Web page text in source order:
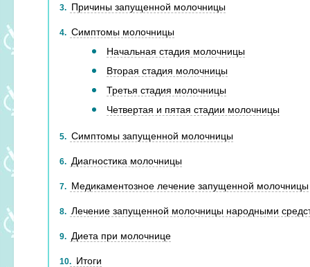
3 Причины запущенной молочницы
4
Симптомы молочницы
Начальная стадия молочницы
Вторая стадия молочницы
Третья стадия молочницы
Четвертая и пятая стадии молочницы
5 Симптомы запущенной молочницы
6 Диагностика молочницы
7 Медикаментозное лечение запущенной молочницы
8 Лечение запущенной молочницы народными
9 Диета при молочнице
10 Итоги